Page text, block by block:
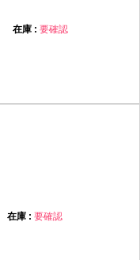
要確認
要確認